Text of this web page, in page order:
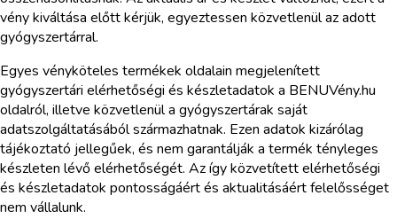
vény kiváltása előtt kérjük, egyeztessen közvetlenül az adott
gyógyszertárral.
Egyes vényköteles termékek oldalain megjelenített
gyógyszertári elérhetőségi és készletadatok a BENUVény.hu
oldalról, illetve közvetlenül a gyógyszertárak saját
adatszolgáltatásából származhatnak. Ezen adatok kizárólag
tájékoztató jellegűek, és nem garantálják a termék tényleges
készleten lévő elérhetőségét. Az így közvetített elérhetőségi
és készletadatok pontosságáért és aktualitásáért felelősséget
nem vállalunk.